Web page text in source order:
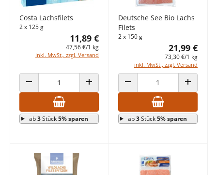
Costa Lachsfilets
2 x 125 g
11,89 €
47,56 €/1 kg
inkl. MwSt., zzgl. Versand
ANZAHL VERRINGERN ANZAHL ERHÖHEN
ab3Stück5% sparen
Deutsche See Bio Lachs
Filets
2 x 150 g
21,99 €
73,30 €/1 kg
inkl. MwSt., zzgl. Versand
ANZAHL VERRINGERN ANZAHL
ab3Stück5% sparen